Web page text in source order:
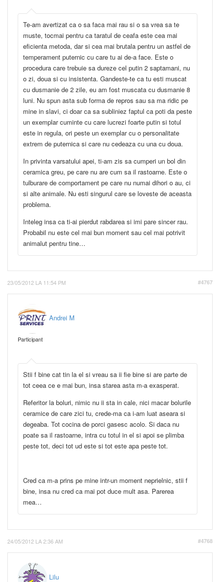
Te-am avertizat ca o sa faca mai rau si o sa vrea sa te
muste, tocmai pentru ca taratul de ceafa este cea mai
eficienta metoda, dar si cea mai brutala pentru un astfel de
temperament puternic cu care tu ai de-a face. Este o
procedura care trebuie sa dureze cel putin 2 saptamani, nu
o zi, doua si cu insistenta. Gandeste-te ca tu esti muscat
cu dusmanie de 2 zile, eu am fost muscata cu dusmanie 8
luni. Nu spun asta sub forma de repros sau sa ma ridic pe
mine in slavi, ci doar ca sa subliniez faptul ca poti da peste
un exemplar cuminte cu care lucrezi foarte putin si totul
este in regula, ori peste un exemplar cu o personalitate
extrem de puternica si care nu cedeaza cu una cu doua.
In privinta varsatului apei, ti-am zis sa cumperi un bol din
ceramica greu, pe care nu are cum sa il rastoarne. Este o
tulburare de comportament pe care nu numai dihori o au, ci
si alte animale. Nu esti singurul care se loveste de aceasta
problema.
Inteleg insa ca ti-ai pierdut rabdarea si imi pare sincer rau.
Probabil nu este cel mai bun moment sau cel mai potrivit
animalut pentru tine…
23/05/2012 LA 11:54 PM #4767
Andrei M
Participant
Stii f bine cat tin la el si vreau sa ii fie bine si are parte de
tot ceea ce e mai bun, insa starea asta m-a exasperat.
Referitor la boluri, nimic nu ii sta in cale, nici macar bolurile
ceramice de care zici tu, crede-ma ca i-am luat aseara si
degeaba. Tot cocina de porci gasesc acolo. Si daca nu
poate sa il rastoarne, intra cu totul in el si apoi se plimba
peste tot, deci tot ud este si tot este apa peste tot.
Cred ca m-a prins pe mine intr-un moment neprielnic, stii f
bine, insa nu cred ca mai pot duce mult asa. Parerea
mea…
24/05/2012 LA 2:36 AM #4768
Lilu